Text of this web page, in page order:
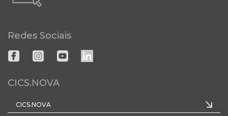
Redes Sociais
CICS.NOVA
CICS.NOVA